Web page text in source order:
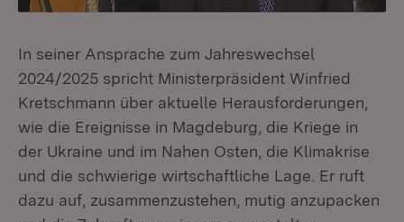
In seiner Ansprache zum Jahreswechsel
2024/2025 spricht Ministerpräsident Winfried
Kretschmann über aktuelle Herausforderungen,
wie die Ereignisse in Magdeburg, die Kriege in
der Ukraine und im Nahen Osten, die Klimakrise
und die schwierige wirtschaftliche Lage. Er ruft
dazu auf, zusammenzustehen, mutig anzupacken